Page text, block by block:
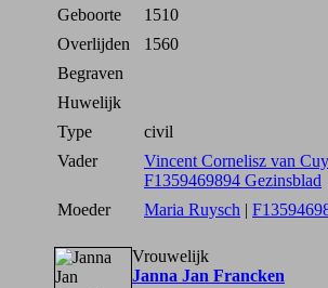
Geboorte
1510
Overlijden
1560
Begraven
Huwelijk
Type
civil
Vader
Vincent Cornelisz van
F1359469894 Gezinsblad
Moeder
Maria Ruysch |
Vrouwelijk
Janna Jan Francken